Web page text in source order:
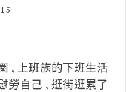
, 上班族的下班生活
勞自己 , 逛街逛累了